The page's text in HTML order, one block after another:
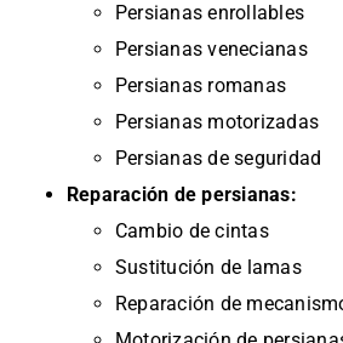
Persianas enrollables
Persianas venecianas
Persianas romanas
Persianas motorizadas
Persianas de seguridad
Reparación de persianas:
Cambio de cintas
Sustitución de lamas
Reparación de